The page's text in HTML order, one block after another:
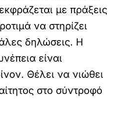
με πράξεις
να στηρίζει
δηλώσεις. Η
είναι
Θέλει να νιώθει
στο σύντροφό